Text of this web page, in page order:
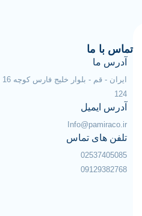
تماس با ما
آدرس ما
124
آدرس ایمیل
Info@pamiraco.ir
تلفن های تماس
02537405085
09129382768